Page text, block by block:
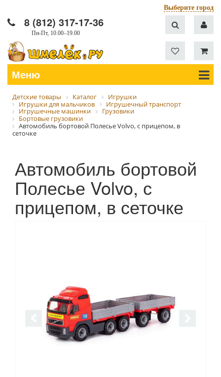
Выберите город
8 (812) 317-17-36
Пн-Пт, 10.00–19.00
Меню
Детские товары Каталог
Игрушки
Игрушки для мальчиков
Игрушечный транспорт
Игрушечные машинки
Грузовики
Бортовые грузовики
Автомобиль бортовой Полесье Volvo, с прицепом, в
сеточке
Автомобиль бортовой
Полесье Volvo, с
прицепом, в сеточке